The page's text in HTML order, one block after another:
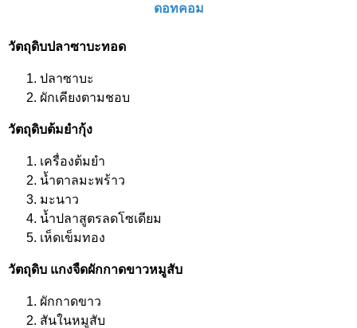
ดอทคอม
วัตถุดิบปลาซาบะทอด
ปลาซาบะ
ผักเคียงตามชอบ
วัตถุดิบต้มยำกุ้ง
เครื่องต้มยำ
น้ำตาลมะพร้าว
มะนาว
น้ำปลาสูตรลดโซเดียม
เห็ดเข็มทอง
วัตถุดิบ แกงจืดผักกาดขาวหมูสับ
ผักกาดขาว
สันในหมูสับ